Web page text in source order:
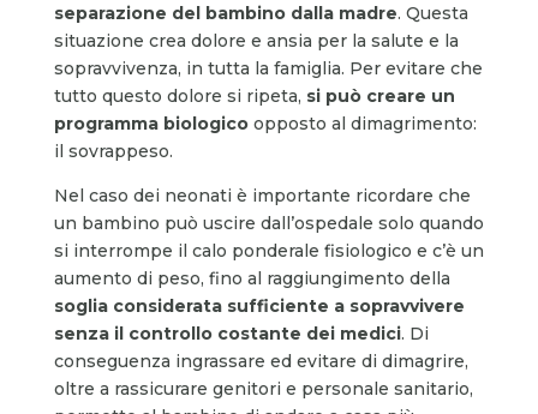
separazione del bambino dalla madre. Questa
situazione crea dolore e ansia per la salute e la
sopravvivenza, in tutta la famiglia. Per evitare che
tutto questo dolore si ripeta, si può creare un
programma biologicoopposto al dimagrimento:
il sovrappeso.
Nel caso dei neonati è importante ricordare che
un bambino può uscire dall’ospedale solo quando
si interrompe il calo ponderale fisiologico e c’è un
aumento di peso, fino al raggiungimento della
soglia considerata sufficiente a sopravvivere
senza il controllo costante dei medici. Di
conseguenza ingrassare ed evitare di dimagrire,
oltre a rassicurare genitori e personale sanitario,